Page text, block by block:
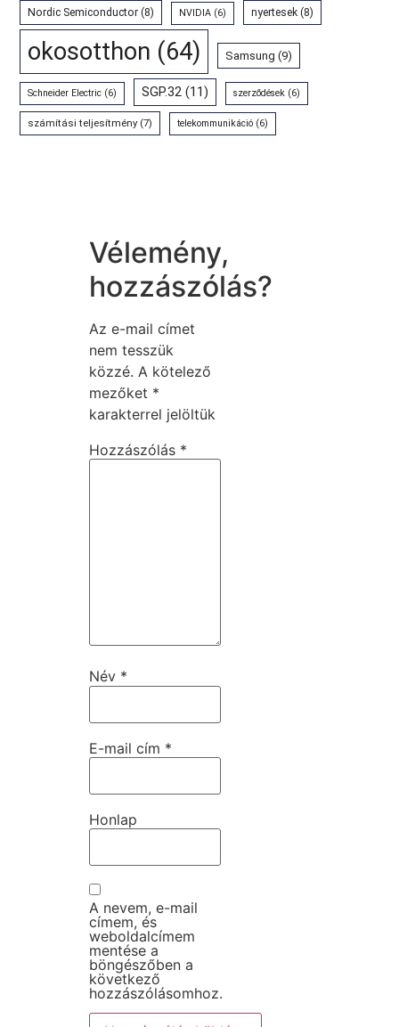
Nordic Semiconductor (8) NVIDIA (6) nyertesek (8)
okosotthon (64) Samsung (9)
Schneider Electric (6) SGP.32 (11) szerződések (6)
számítási teljesítmény(7) telekommunikáció (6)
Vélemény,
hozzászólás?
Az e-mail címet
nem tesszük
közzé. A kötelező
mezőket *
karakterrel jelöltük
Hozzászólás *
Név *
E-mail cím *
Honlap
A nevem, e-mail
címem, és
weboldalcímem
mentése a
böngészőben a
következő
hozzászólásomhoz.